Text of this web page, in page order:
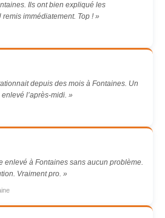
Ils ont bien expliqué les
immédiatement. Top ! »
depuis des mois à Fontaines. Un
l’après-midi. »
enlevé à Fontaines sans aucun problème.
Vraiment pro. »